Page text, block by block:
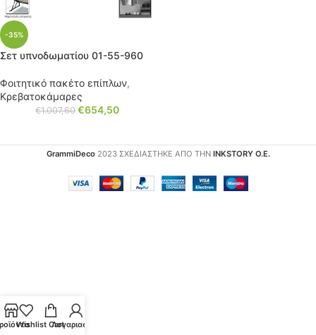
-35%
Σετ υπνοδωματίου 01-55-960
Φοιτητικό πακέτο επίπλων,
Κρεβατοκάμαρες
€1.007,60 €654,50
GrammiDeco 2023 ΣΧΕΔΙΑΣΤΗΚΕ ΑΠΟ ΤΗΝ INKSTORY Ο.Ε.
Wishlist Cart
Λογαριασμός